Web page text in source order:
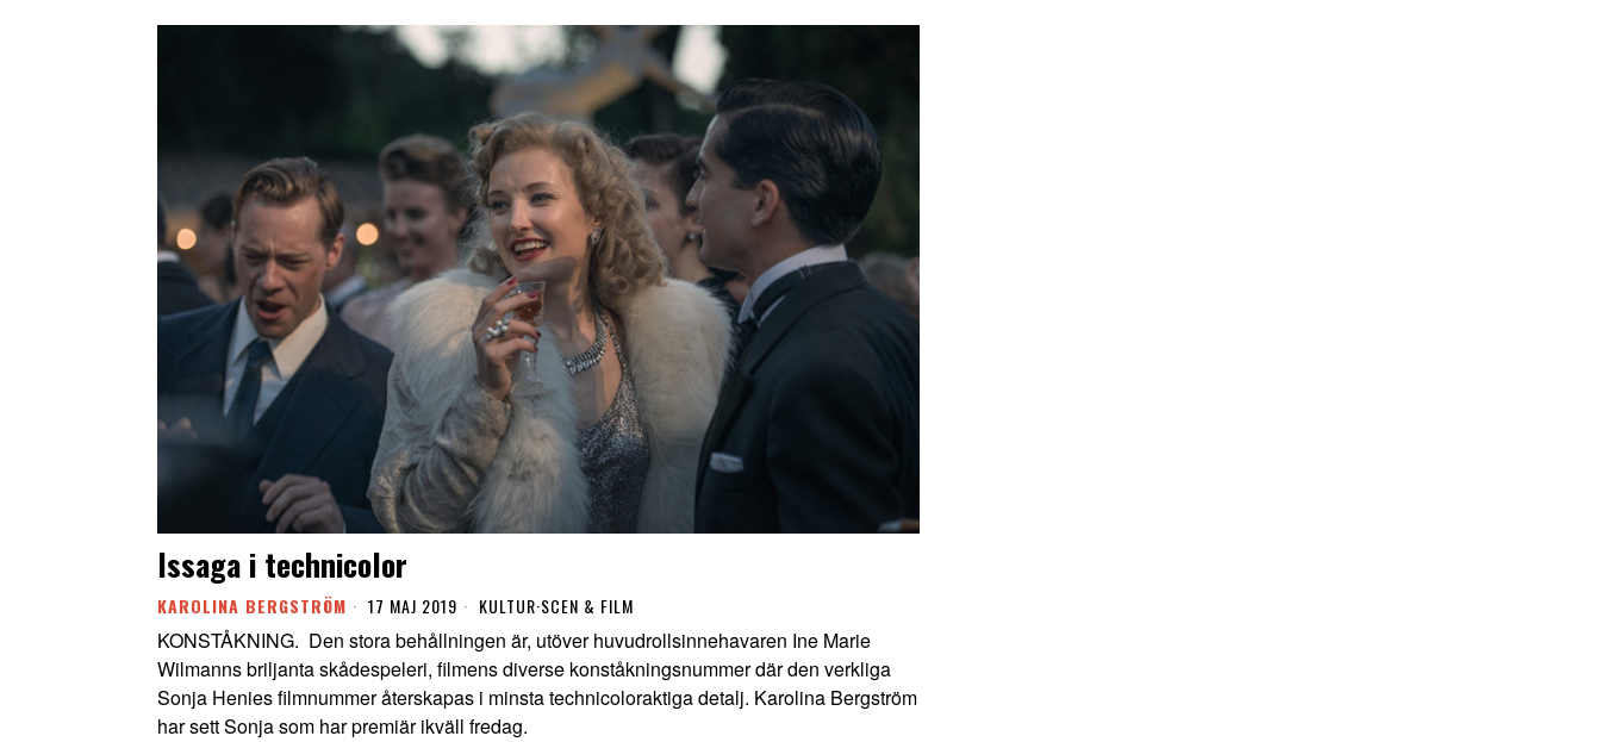
Issaga i technicolor
KAROLINA BERGSTRÖM 17 MAJ 2019 KULTUR·SCEN & FILM
KONSTÅKNING. Den stora behållningen är, utöver huvudrollsinnehavaren Ine Marie
Wilmanns briljanta skådespeleri, filmens diverse konståkningsnummer där den verkliga
Sonja Henies filmnummer återskapas i minsta technicoloraktiga detalj. Karolina Bergström
har sett Sonja som har premiär ikväll fredag.